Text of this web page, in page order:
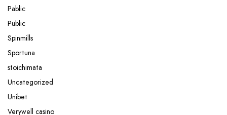
Pablic
Public
Spinmills
Sportuna
stoichimata
Uncategorized
Unibet
Verywell casino